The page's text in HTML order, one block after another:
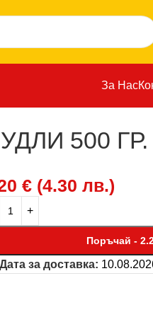
За Нас
500 ГР.
€ (4.30 лв.)
Поръчай -
Дата за доставка: